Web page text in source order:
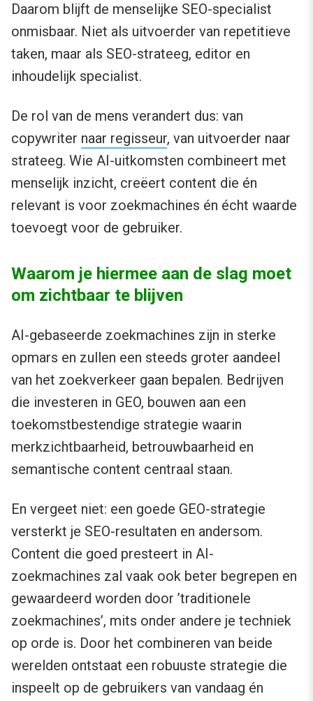
Daarom blijft de menselijke SEO-specialist
onmisbaar. Niet als uitvoerder van repetitieve
taken, maar als SEO-strateeg, editor en
inhoudelijk specialist.
De rol van de mens verandert dus: van
copywriter naar regisseur, van uitvoerder naar
strateeg. Wie AI-uitkomsten combineert met
menselijk inzicht, creëert content die én
relevant is voor zoekmachines én écht waarde
toevoegt voor de gebruiker.
Waarom je hiermee aan de slag moet
om zichtbaar te blijven
AI-gebaseerde zoekmachines zijn in sterke
opmars en zullen een steeds groter aandeel
van het zoekverkeer gaan bepalen. Bedrijven
die investeren in GEO, bouwen aan een
toekomstbestendige strategie waarin
merkzichtbaarheid, betrouwbaarheid en
semantische content centraal staan.
En vergeet niet: een goede GEO-strategie
versterkt je SEO-resultaten en andersom.
Content die goed presteert in AI-
zoekmachines zal vaak ook beter begrepen en
gewaardeerd worden door ’traditionele
zoekmachines’, mits onder andere je techniek
op orde is. Door het combineren van beide
werelden ontstaat een robuuste strategie die
inspeelt op de gebruikers van vandaag én